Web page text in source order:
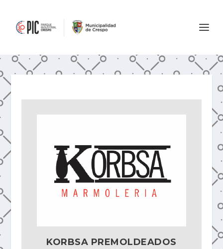
KORBSA PREMOLDEADOS